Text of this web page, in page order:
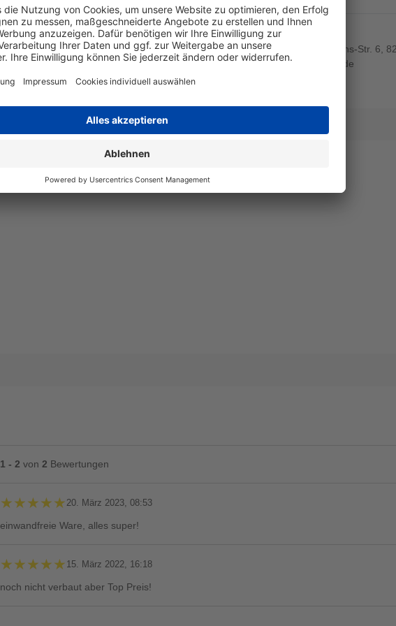
Angaben zum Hersteller
Wiegand & Partner GmbH, Werner-von-Siemens-Str. 6,
Deutschland, E-Mail: service@wiegand-gmbh.de
1 - 2 von 2 Bewertungen
★★★★★
★★★★★ 20. März 2023, 08:53
einwandfreie Ware, alles super!
★★★★★
★★★★★ 15. März 2022, 16:18
noch nicht verbaut aber Top Preis!